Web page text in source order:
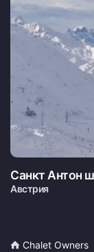
Санкт Антон
Австрия
Chalet Owners